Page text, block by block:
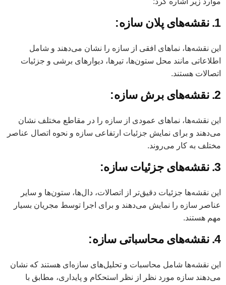
1. نقشه‌های پلان سازه:
این نقشه‌ها، نماهای افقی از سازه را نشان می‌دهند و شامل
اطلاعاتی مانند محل ستون‌ها، تیرها، دیوارهای برشی و جزئیات
اتصالات هستند.
2. نقشه‌های برش سازه:
این نقشه‌ها، نماهای عمودی از سازه را در مقاطع مختلف نشان
می‌دهند و برای نمایش جزئیات ارتفاعی سازه و نحوه اتصال عناصر
مختلف به کار می‌روند.
3. نقشه‌های جزئیات سازه:
این نقشه‌ها جزئیات دقیق‌تر از اتصالات، دال‌ها، ستون‌ها و سایر
عناصر سازه را نمایش می‌دهند و برای اجرا توسط مجریان بسیار
مهم هستند.
4. نقشه‌های محاسباتی سازه:
این نقشه‌ها شامل محاسبات و تحلیل‌های سازه‌ای هستند که نشان
می‌دهند سازه مورد نظر از نظر استحکام و پایداری، مطابق با